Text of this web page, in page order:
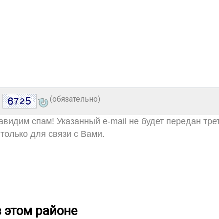
(обязательно)
спам! Указанный e-mail не будет передан
для связи с Вами.
районе